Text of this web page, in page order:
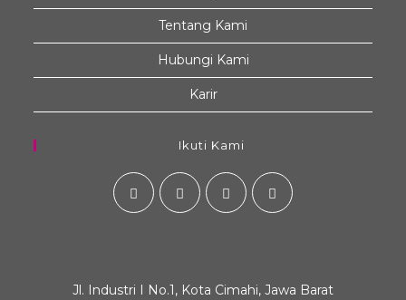
Tentang Kami
Hubungi Kami
Karir
Ikuti Kami
Jl. Industri I No.1, Kota Cimahi, Jawa Barat